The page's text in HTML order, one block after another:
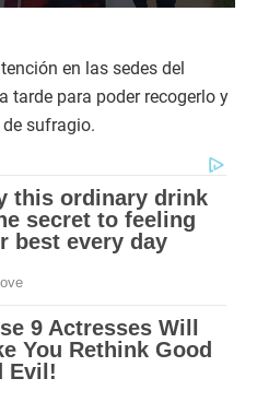
en las sedes del
tarde para poder recogerlo y
sufragio.